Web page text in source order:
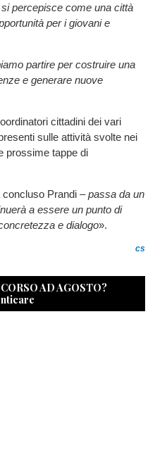
percepisce come una città
per i giovani e
partire per costruire una
e generare nuove
cittadini dei vari
sulle attività svolte nei
prossime tappe di
concluso Prandi –passa da un
a essere un punto di
e dialogo».
cs
AD AGOSTO?